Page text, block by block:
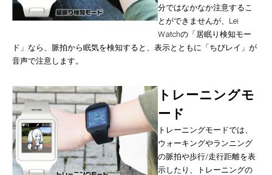
分ではなかなか注意するこ
とができませんが、Lei
Watchの「居眠り検知モー
ド」なら、脈拍から眠気を検知すると、表示とともに「ちびレイ」が
音声で注意します。
トレーニングモ
ード
トレーニングモードでは、
ウォーキングやランニング
の脈拍や歩行/走行距離を表
示したり、トレーニングの